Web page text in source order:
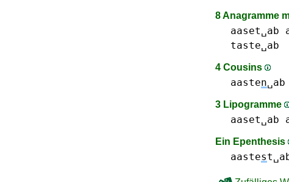
8 Anagramme
aaset␣ab
taste␣ab
4 Cousins
aasten␣ab
3 Lipogramme
aaset␣ab
Ein Epenthesis
aastes